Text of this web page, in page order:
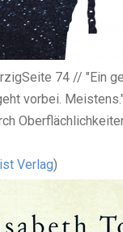
Seite 74 // "Ein
vorbei. Meistens."
Verlag)